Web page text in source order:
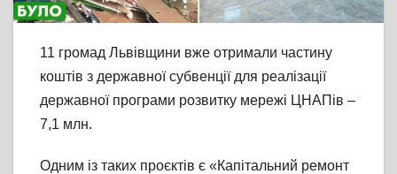
11 громад Львівщини вже отримали частину
коштів з державної субвенції для реалізації
державної програми розвитку мережі ЦНАПів –
7,1 млн.
Одним із таких проєктів є «Капітальний ремонт